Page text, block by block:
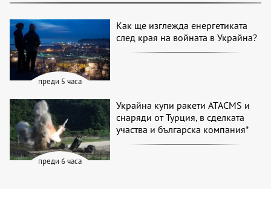
преди 5 часа
Как ще изглежда енергетиката
след края на войната в Украйна?
преди 6 часа
Украйна купи ракети ATACMS и
снаряди от Турция, в сделката
участва и българска компания*